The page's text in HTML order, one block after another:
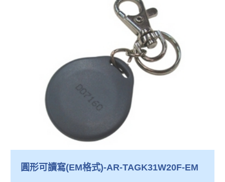
圓形可讀寫(EM格式)-AR-TAGK31W20F-EM